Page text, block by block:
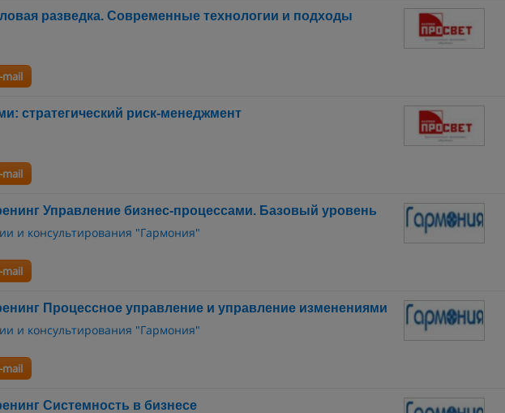
разведка. Современные технологии и подходы
стратегический риск-менеджмент
Управление бизнес-процессами. Базовый уровень
и консультирования "Гармония"
Процессное управление и управление изменениями
и консультирования "Гармония"
Системность в бизнесе